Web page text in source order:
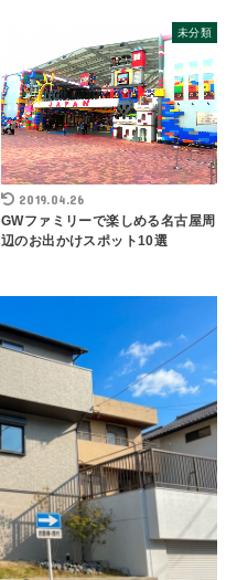
未分類
2019.04.26
GWファミリーで楽しめる名古屋周
辺のお出かけスポット10選